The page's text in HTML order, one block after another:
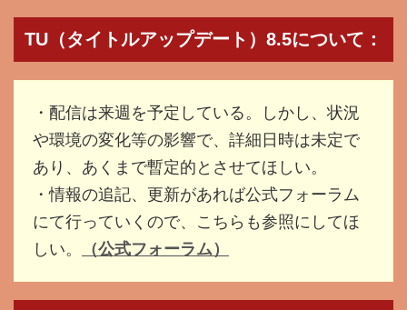
TU（タイトルアップデート）8.5について：
・配信は来週を予定している。しかし、状況
や環境の変化等の影響で、詳細日時は未定で
あり、あくまで暫定的とさせてほしい。
・情報の追記、更新があれば公式フォーラム
にて行っていくので、こちらも参照にしてほ
しい。
（公式フォーラム）